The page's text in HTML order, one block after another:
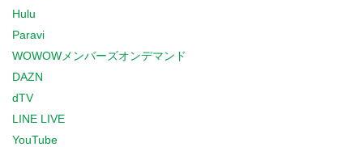
Hulu
Paravi
WOWOWメンバーズオンデマンド
DAZN
dTV
LINE LIVE
YouTube